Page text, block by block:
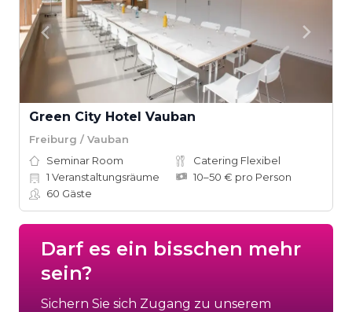
Green City Hotel Vauban
Freiburg / Vauban
Seminar Room
Catering Flexibel
1 Veranstaltungsräume
10–50 € pro Person
60 Gäste
Darf es ein bisschen mehr
sein?
Sichern Sie sich Zugang zu unserem